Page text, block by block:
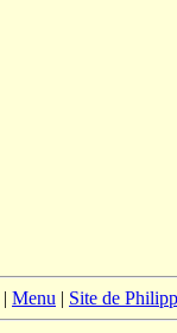
| Menu | Site de